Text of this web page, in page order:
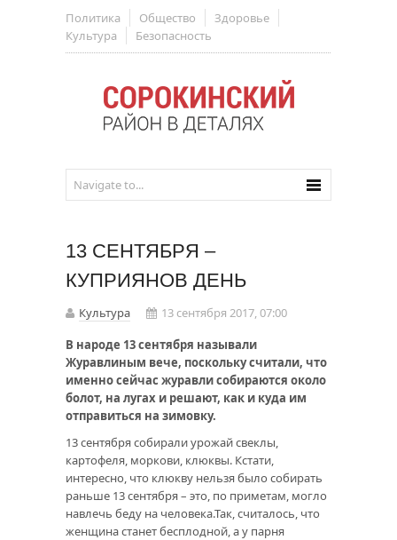
Политика Общество
Здоровье
Культура
Безопасность
13 СЕНТЯБРЯ –
КУПРИЯНОВ ДЕНЬ
Культура
13 сентября 2017, 07:00
В народе 13 сентября называли
Журавлиным вече, поскольку считали, что
именно сейчас журавли собираются около
болот, на лугах и решают, как и куда им
отправиться на зимовку.
13 сентября собирали урожай свеклы,
картофеля, моркови, клюквы. Кстати,
интересно, что клюкву нельзя было собирать
раньше 13 сентября – это, по приметам, могло
навлечь беду на человека.Так, считалось, что
женщина станет бесплодной, а у парня